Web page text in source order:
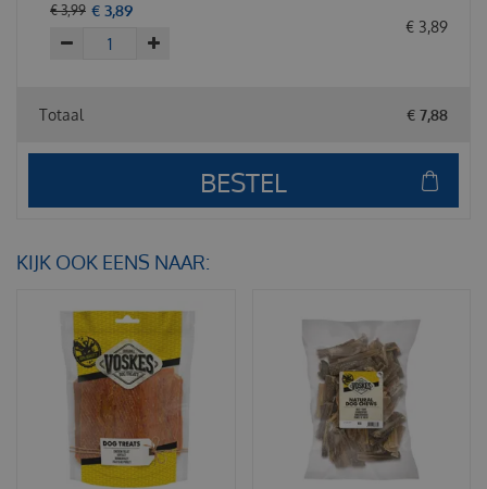
€ 3,99 € 3,89
€ 3,89
Totaal € 7,88
KIJK OOK EENS NAAR: